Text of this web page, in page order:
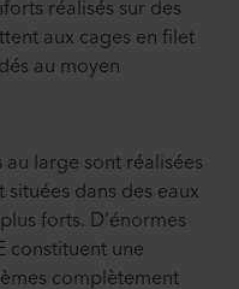
réalisés sur des
aux cages en filet
au moyen
large sont réalisées
dans des eaux
forts. D’énormes
constituent une
complètement